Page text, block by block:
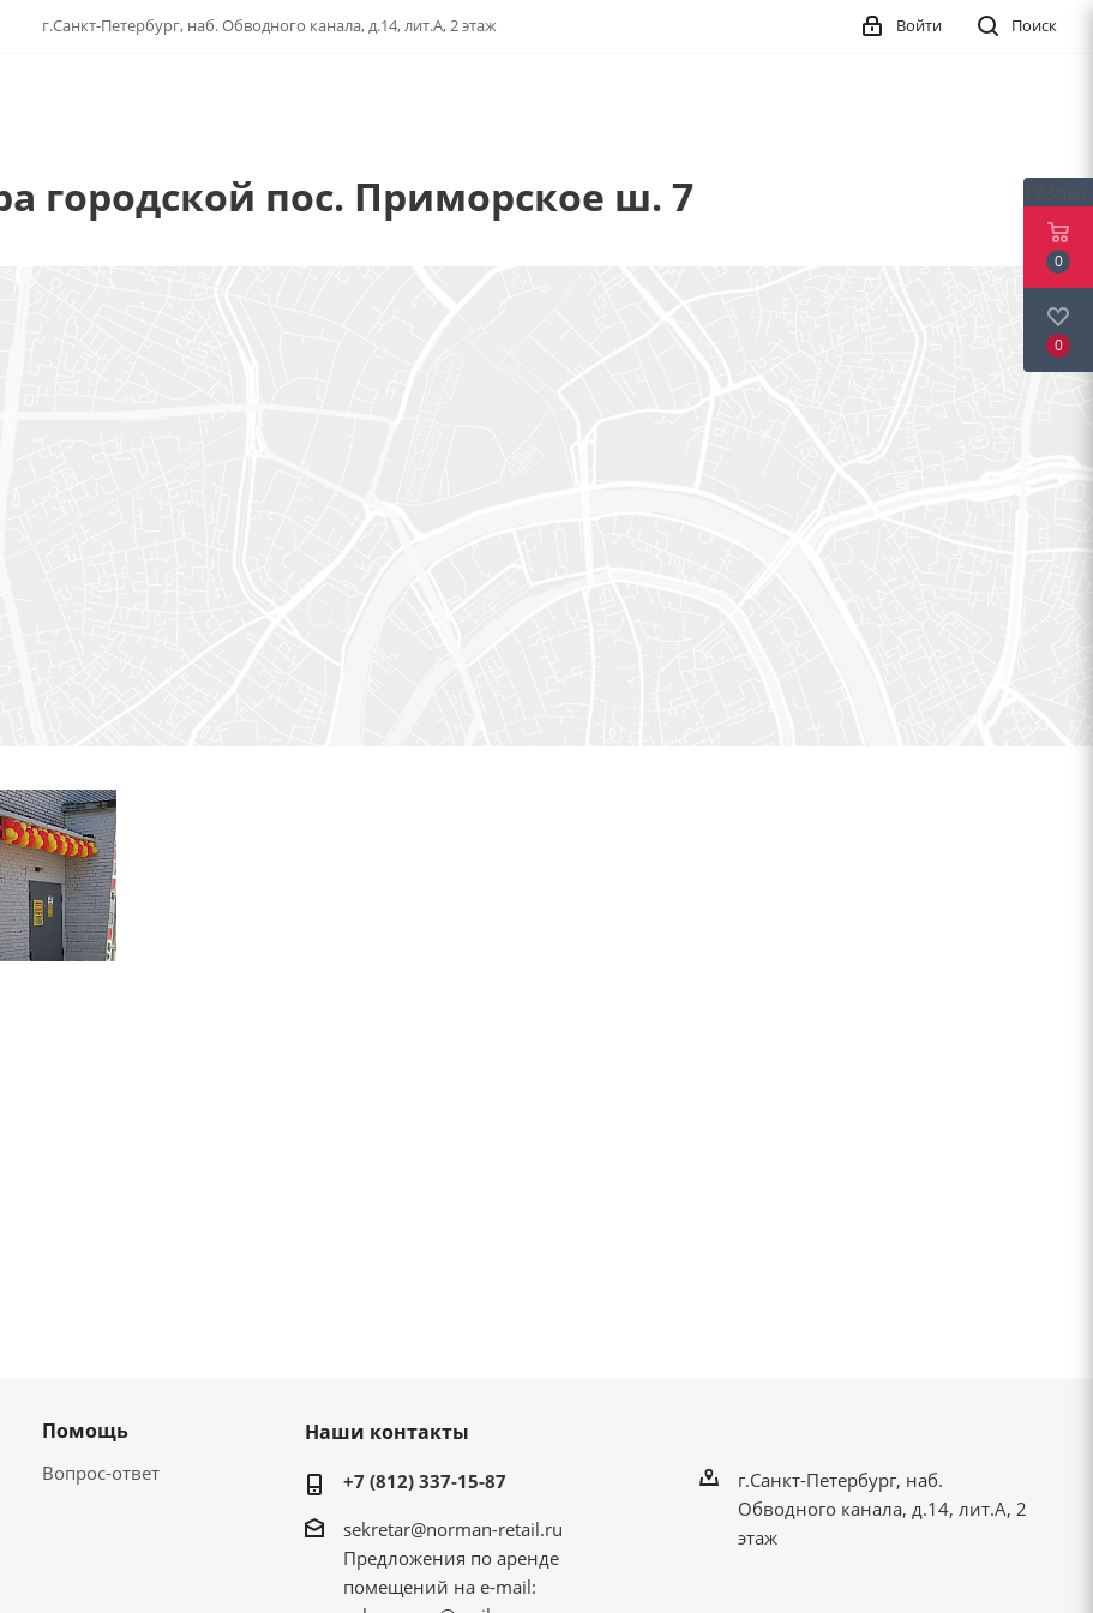
г.Санкт-Петербург, наб. Обводного канала, д.14, лит.А, 2 этаж Поиск
Войти
городской пос. Приморское ш. 7
Помощь
Вопрос-ответ
Наши контакты
+7 (812) 337-15-87
sekretar@norman-retail.ru
Предложения по аренде
помещений на e-mail:
г.Санкт-Петербург, наб.
Обводного канала, д.14, лит.А, 2
этаж
0
0